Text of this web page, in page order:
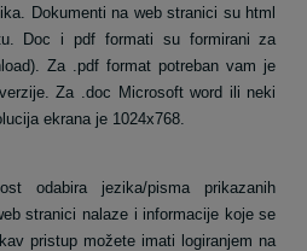
Dokumenti na web stranici su html
Doc i pdf formati su formirani za
Za .pdf format potreban vam je
Za .doc Microsoft word ili neki
ekrana je 1024x768.
odabira jezika/pisma prikazanih
stranici nalaze i informacije koje se
pristup možete imati logiranjem na